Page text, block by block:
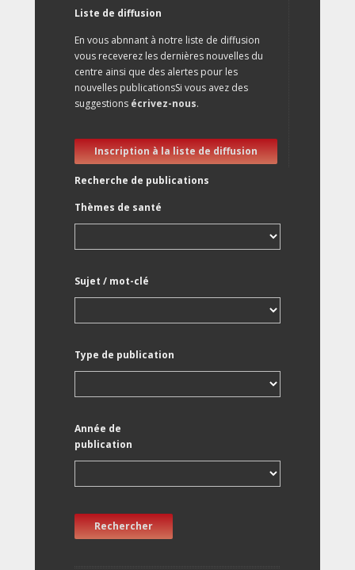
Liste de diffusion
En vous abnnant à notre liste de diffusion
vous receverez les dernières nouvelles du
centre ainsi que des alertes pour les
nouvelles publicationsSi vous avez des
suggestions écrivez-nous.
Inscription à la liste de diffusion
Recherche de publications
Thèmes de santé
Sujet / mot-clé
Type de publication
Année de
publication
Rechercher